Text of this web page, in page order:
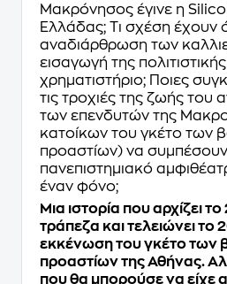
Μακρόνησος έγινε η
Ελλάδας; Τι σχέση έχουν
αναδιάρθρωση των
εισαγωγή της
χρηματιστήριο; Ποιες
τις τροχιές της ζωής του
των επενδυτών της
κατοίκων του γκέτο των
προαστίων) να
πανεπιστημιακό
έναν φόνο;
Μια ιστορία που αρχίζει το
τράπεζα και τελειώνει το
εκκένωση του γκέτο των
προαστίων της Αθήνας.
που θα μπορούσε να είχε